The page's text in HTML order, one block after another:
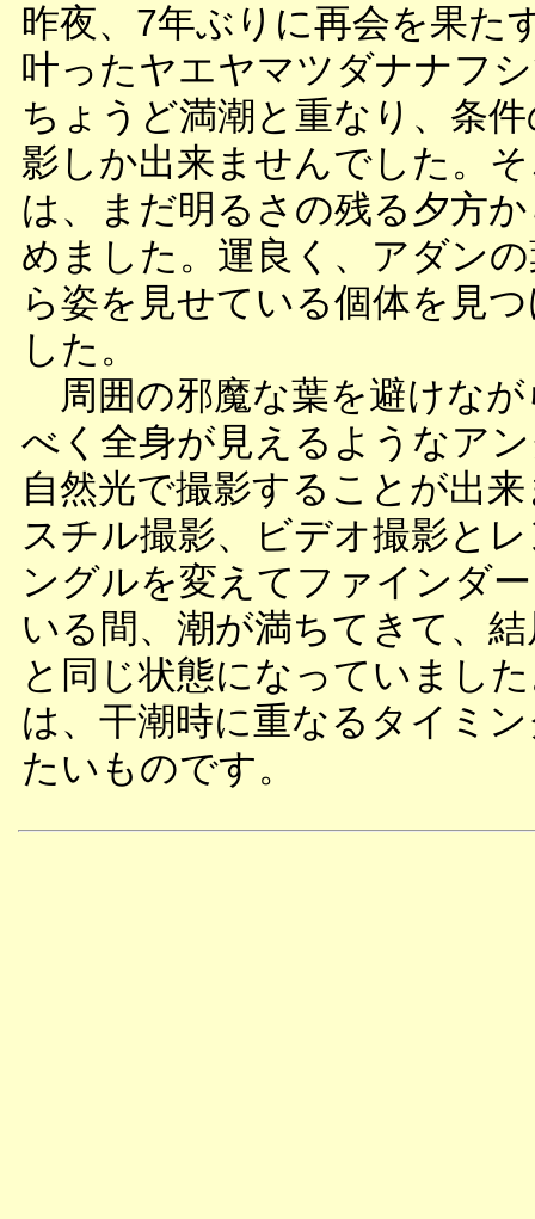
昨夜、7年ぶりに再会を果た
叶ったヤエヤマツダナナフ
ちょうど満潮と重なり、条
影しか出来ませんでした。
は、まだ明るさの残る夕方
めました。運良く、アダン
ら姿を見せている個体を見
した。
周囲の邪魔な葉を避けなが
べく全身が見えるようなア
自然光で撮影することが出
スチル撮影、ビデオ撮影と
ングルを変えてファインダ
いる間、潮が満ちてきて、
と同じ状態になっていまし
は、干潮時に重なるタイミ
たいものです。